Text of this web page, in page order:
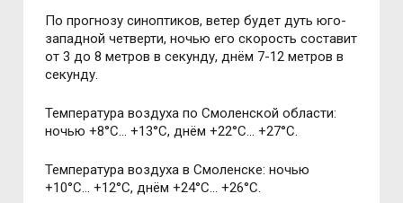
По прогнозу синоптиков, ветер будет дуть юго-
западной четверти, ночью его скорость составит
от 3 до 8 метров в секунду, днём 7-12 метров в
секунду.
Температура воздуха по Смоленской области:
ночью +8°С… +13°С, днём +22°С… +27°С.
Температура воздуха в Смоленске: ночью
+10°С… +12°С, днём +24°С… +26°С.